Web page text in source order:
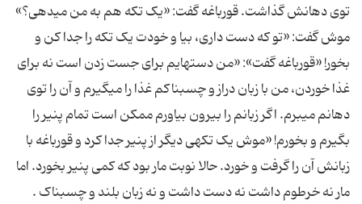
توی دهانش گذاشت. قورباغه گفت: «یک تکه هم به من می‏دهی؟»
موش گفت: «تو که دست داری، بیا و خودت یک تکه را جدا کن و
بخور! «قورباغه گفت»: «من دست‏هایم برای جست‏ زدن است نه برای
غذا خوردن، من با زبان دراز و چسبناکم غذا را می‏گیرم و آن را توی
دهانم می‏برم. اگر زبانم را بیرون بیاورم ممکن است تمام پنیر را
بگیرم و بخورم! «موش یک تکه‏ی دیگر از پنیر جدا کرد و قورباغه با
زبانش آن را گرفت و خورد. حالا نوبت مار بود که کمی پنیر بخورد. اما
مار نه خرطوم داشت نه دست داشت و نه زبان بلند و چسبناک .